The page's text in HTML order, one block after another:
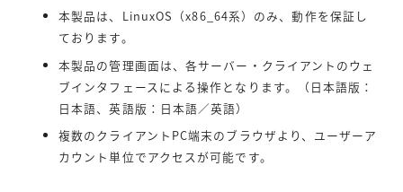
本製品は、LinuxOS（x86_64系）のみ、動作を保証し
ております。
本製品の管理画面は、各サーバー・クライアントのウェ
ブインタフェースによる操作となります。（日本語版：
日本語、英語版：日本語／英語）
複数のクライアントPC端末のブラウザより、ユーザーア
カウント単位でアクセスが可能です。